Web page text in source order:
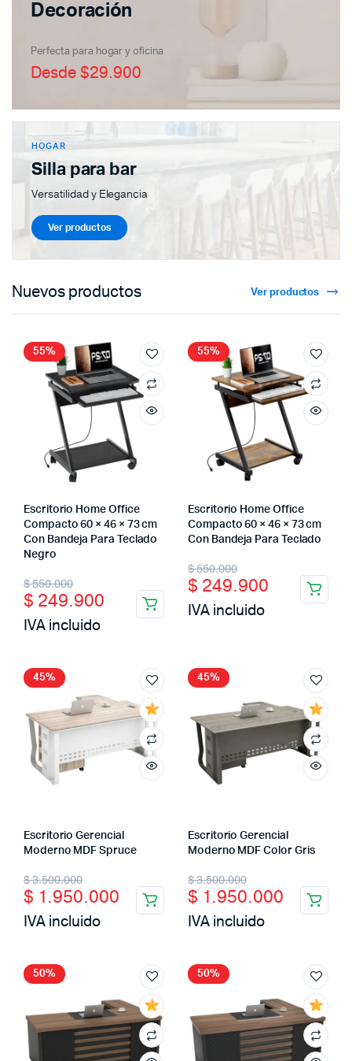
Decoración
Perfecta para hogar y oficina
Desde $29.900
HOGAR
Silla para bar
Versatilidad y Elegancia
Ver productos
Nuevos productos Ver productos
55%
Escritorio Home Office
Compacto 60 × 46 × 73 cm
Con Bandeja Para Teclado
Negro
$550.000
$ 249.900
IVA incluido
55%
Escritorio Home Office
Compacto 60 × 46 × 73 cm
Con Bandeja Para Teclado
$550.000
$ 249.900
IVA incluido
45%
Escritorio Gerencial
Moderno MDF Spruce
$3.500.000
$ 1.950.000
IVA incluido
45%
Escritorio Gerencial
Moderno MDF Color Gris
$3.500.000
$ 1.950.000
IVA incluido
50% 50%